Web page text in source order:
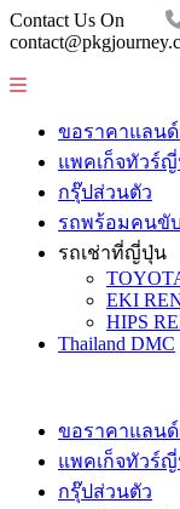
Contact Us On
ขอราคาแลน
แพคเก็จทัวร์
กรุ๊ปส่วนตัว
รถพร้อมคนขั
รถเช่าที่ญี่ปุ่น
EKI
HIPS
Thailand DMC
ขอราคาแลน
แพคเก็จทัวร์
กรุ๊ปส่วนตัว